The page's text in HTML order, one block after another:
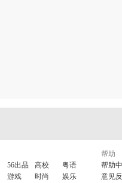
56出品 高校
粤语
游戏 时尚
娱乐
帮助
帮助
意见